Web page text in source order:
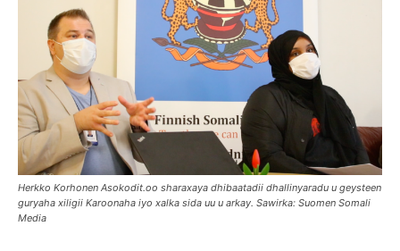
Herkko Korhonen Asokodit.oo sharaxaya dhibaatadii dhallinyaradu u geysteen
guryaha xiligii Karoonaha iyo xalka sida uu u arkay. Sawirka: Suomen Somali
Media